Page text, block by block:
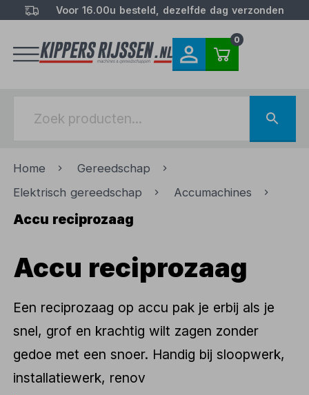
Voor 16.00u besteld, dezelfde dag verzonden
0
Home
Gereedschap
Elektrisch gereedschap
Accumachines
Accu reciprozaag
Accu reciprozaag
Een reciprozaag op accu pak je erbij als je
snel, grof en krachtig wilt zagen zonder
gedoe met een snoer. Handig bij sloopwerk,
installatiewerk, renov